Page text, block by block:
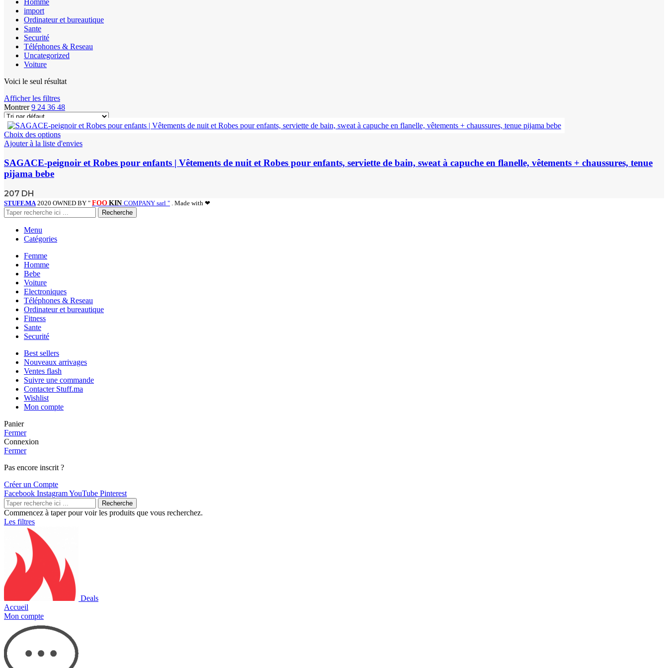
Homme
import
Ordinateur et bureautique
Sante
Securité
Téléphones & Reseau
Uncategorized
Voiture
Voici le seul résultat
Afficher les filtres
Montrer9 24 36 48
Choix des options
Ajouter à la liste d'envies
SAGACE-peignoir et Robes pour enfants | Vêtements de nuit et Robes pour enfants, serviette de bain, sweat à capuche en flanelle, vêtements + chaussures, tenue
pijama bebe
207 DH
STUFF.MA 2020 OWNED BY " FOO KIN COMPANY sarl " . Made with ❤
Recherche
Menu
Catégories
Femme
Homme
Bebe
Voiture
Electroniques
Téléphones & Reseau
Ordinateur et bureautique
Fitness
Sante
Securité
Best sellers
Nouveaux arrivages
Ventes flash
Suivre une commande
Contacter Stuff.ma
Wishlist
Mon compte
Panier
Fermer
Connexion
Fermer
Pas encore inscrit ?
Créer un Compte
Facebook InstagramYouTube Pinterest
Recherche
Commencez à taper pour voir les produits que vous recherchez.
Les filtres
Deals
Accueil
Mon compte